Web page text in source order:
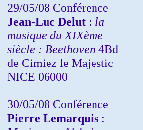
29/05/08 Conférence
Jean-Luc Delut : la
musique du XIXème
siècle : Beethoven 4Bd
de Cimiez le Majestic
NICE 06000
30/05/08 Conférence
Pierre Lemarquis :